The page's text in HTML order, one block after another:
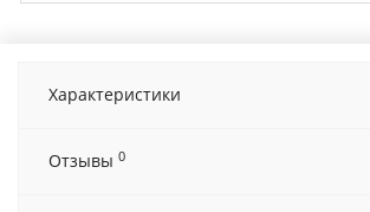
Характеристики
Отзывы 0